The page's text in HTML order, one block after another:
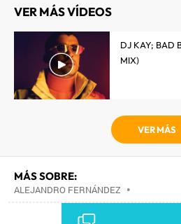
VER MÁS VÍDEOS
DJ KAY; BAD
MIX)
VER MÁS
MÁS SOBRE:
ALEJANDRO FERNÁNDEZ •